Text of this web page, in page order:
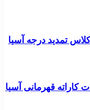
تمدید درجه آسیا
کاراته قهرمانی آسیا